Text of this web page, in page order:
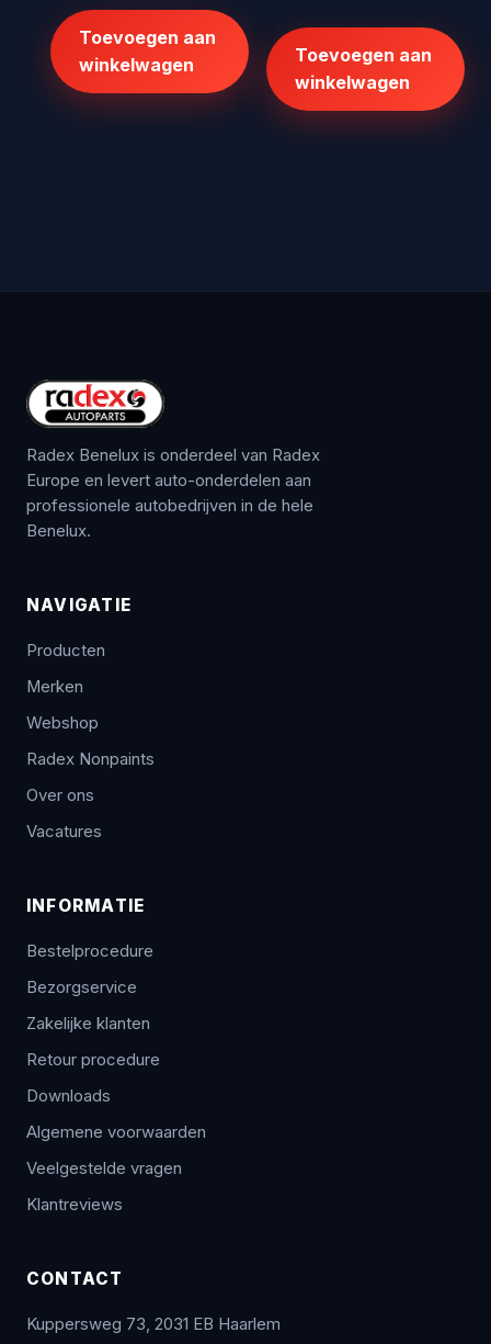
€119,95.
Toevoegen aan
winkelwagen
€399,95.
Toevoegen aan
winkelwagen
Radex Benelux is onderdeel van Radex
Europe en levert auto-onderdelen aan
professionele autobedrijven in de hele
Benelux.
NAVIGATIE
Producten
Merken
Webshop
Radex Nonpaints
Over ons
Vacatures
INFORMATIE
Bestelprocedure
Bezorgservice
Zakelijke klanten
Retour procedure
Downloads
Algemene voorwaarden
Veelgestelde vragen
Klantreviews
CONTACT
Kuppersweg 73, 2031 EB Haarlem